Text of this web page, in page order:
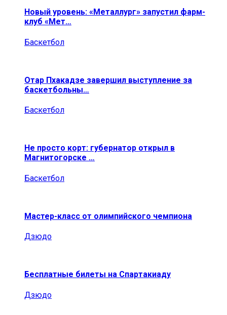
Новый уровень: «Металлург» запустил фарм-
клуб «Мет…
Баскетбол
Отар Пхакадзе завершил выступление за
баскетбольны…
Баскетбол
Не просто корт: губернатор открыл в
Магнитогорске …
Баскетбол
Мастер-класс от олимпийского чемпиона
Дзюдо
Бесплатные билеты на Спартакиаду
Дзюдо